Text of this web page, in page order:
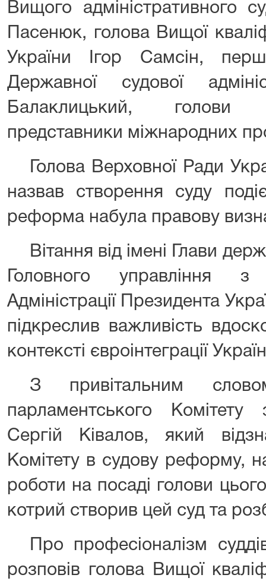
Вищого адміністративного
Пасенюк, голова Вищої
України Ігор Самсін,
Державної судової
Балаклицький, голови
представники міжнародних
Голова Верховної Ради
назвав створення суду
реформа набула правову
Вітання від імені Глави
Головного управління
Адміністрації Президента
підкреслив важливість
контексті євроінтеграції
З привітальним
парламентського
Сергій Ківалов, який
Комітету в судову реформу,
роботи на посаді голови
котрий створив цей суд та
Про професіоналізм
розповів голова Вищої